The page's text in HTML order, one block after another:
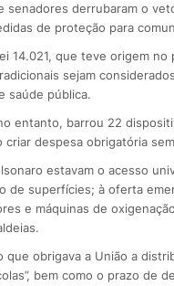
senadores derrubaram o
de proteção para
14.021, que teve origem
sejam
saúde pública.
entanto, barrou 22
despesa obrigatória
estavam o acesso
de superfícies; à oferta
e máquinas de
obrigava a União a
bem como o prazo de